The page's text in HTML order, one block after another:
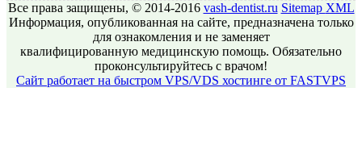
Все права защищены, © 2014-2016 vash-dentist.ru Sitemap XML
Информация, опубликованная на сайте, предназначена только
для ознакомления и не заменяет
квалифицированную медицинскую помощь. Обязательно
проконсультируйтесь с врачом!
Сайт работает на быстром VPS/VDS хостинге от FASTVPS